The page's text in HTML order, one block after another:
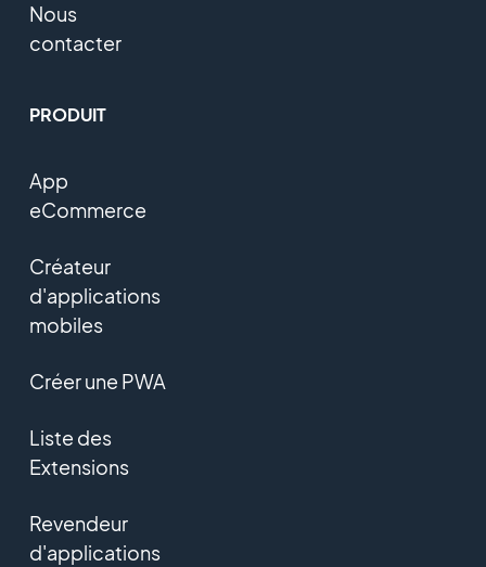
Nous
contacter
PRODUIT
App
eCommerce
Créateur
d'applications
mobiles
Créer une PWA
Liste des
Extensions
Revendeur
d'applications